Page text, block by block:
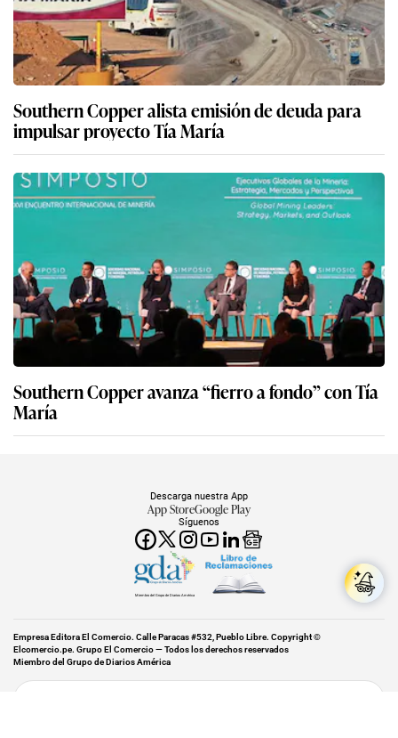
Southern Copper alista emisión de deuda para
impulsar proyecto Tía María
Southern Copper avanza “fierro a fondo” con Tía
María
Síguenos
Descarga nuestra App
App StoreGoogle Play
Miembro del Grupo de Diarios América
Empresa Editora El Comercio. Calle Paracas #532, Pueblo Libre. Copyright ©
Elcomercio.pe. Grupo El Comercio — Todos los derechos reservados
Miembro del Grupo de Diarios América